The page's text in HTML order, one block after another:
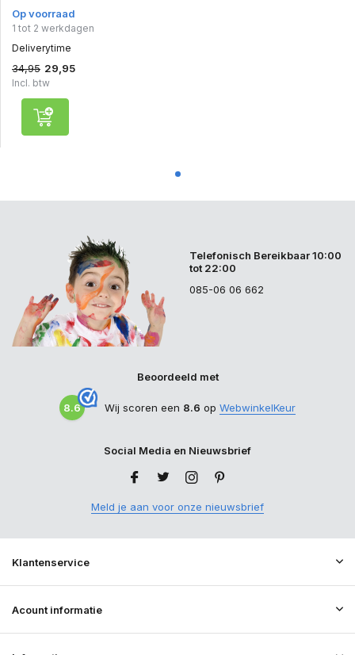
Op voorraad
1 tot 2 werkdagen
Deliverytime
34,95 29,95
Incl. btw
Telefonisch Bereikbaar 10:00
tot 22:00
085-06 06 662
Beoordeeld met
8.6 Wij scoren een 8.6 op WebwinkelKeur
Social Media en Nieuwsbrief
Meld je aan voor onze nieuwsbrief
Klantenservice
Acount informatie